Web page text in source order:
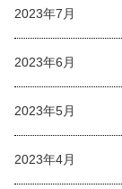
2023年7月
2023年6月
2023年5月
2023年4月